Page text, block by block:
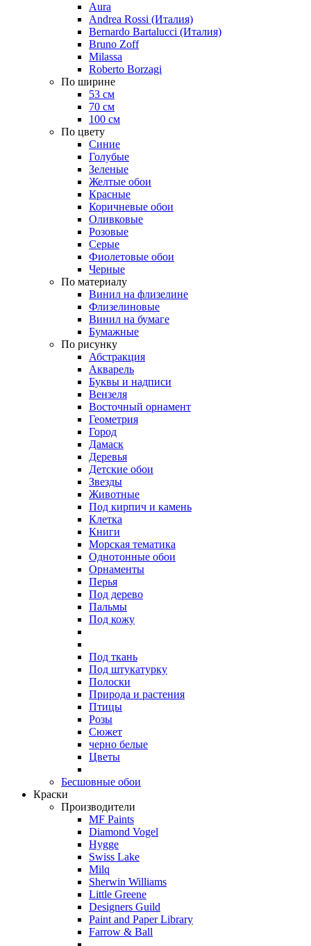
Aura
Andrea Rossi (Италия)
Bernardo Bartalucci (Италия)
Bruno Zoff
Milassa
Roberto Borzagi
По ширине
53 см
70 см
100 см
По цвету
Синие
Голубые
Зеленые
Желтые обои
Красные
Коричневые обои
Оливковые
Розовые
Серые
Фиолетовые обои
Черные
По материалу
Винил на флизелине
Флизелиновые
Винил на бумаге
Бумажные
По рисунку
Абстракция
Акварель
Буквы и надписи
Вензеля
Восточный орнамент
Геометрия
Город
Дамаск
Деревья
Детские обои
Звезды
Животные
Под кирпич и камень
Клетка
Книги
Морская тематика
Однотонные обои
Орнаменты
Перья
Под дерево
Пальмы
Под кожу
Под ткань
Под штукатурку
Полоски
Природа и растения
Птицы
Розы
Сюжет
черно белые
Цветы
Бесшовные обои
Краски
Производители
MF Paints
Diamond Vogel
Hygge
Swiss Lake
Milq
Sherwin Williams
Little Greene
Designers Guild
Paint and Paper Library
Farrow & Ball